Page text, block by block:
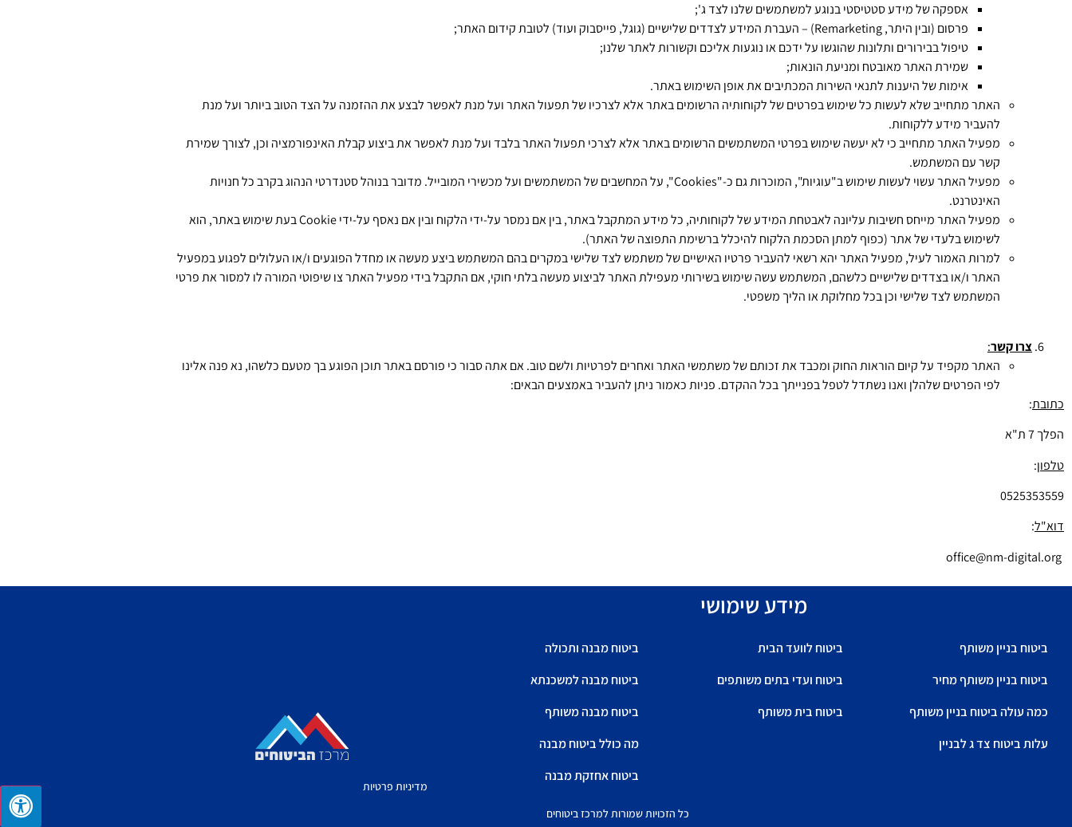
אספקה של מידע סטטיסטי בנוגע למשתמשים שלנו לצד ג';
פרסום (ובין היתר, Remarketing) – העברת המידע לצדדים שלישיים (גוגל, פייסבוק ועוד) לטובת קידום האתר;
טיפול בבירורים ותלונות שהוגשו על ידכם או נוגעות אליכם וקשורות לאתר שלנו;
שמירת האתר מאובטח ומניעת הונאות;
אימות של היענות לתנאי השירות המכתיבים את אופן השימוש באתר.
האתר מתחייב שלא לעשות כל שימוש בפרטים של לקוחותיה הרשומים באתר אלא לצרכיו של תפעול האתר ועל מנת לאפשר לבצע את ההזמנה על הצד הטוב ביותר ועל מנת
להעביר מידע ללקוחות.
מפעיל האתר מתחייב כי לא יעשה שימוש בפרטי המשתמשים הרשומים באתר אלא לצרכי תפעול האתר בלבד ועל מנת לאפשר את ביצוע קבלת האינפורמציה וכן, לצורך שמירת
קשר עם המשתמש.
מפעיל האתר עשוי לעשות שימוש ב"עוגיות", המוכרות גם כ-"Cookies", על המחשבים של המשתמשים ועל מכשירי המובייל. מדובר בנוהל סטנדרטי הנהוג בקרב כל חנויות
האינטרנט.
מפעיל האתר מייחס חשיבות עליונה לאבטחת המידע של לקוחותיה, כל מידע המתקבל באתר, בין אם נמסר על-ידי הלקוח ובין אם נאסף על-ידי Cookie בעת שימוש באתר, הוא
לשימוש בלעדי של אתר (כפוף למתן הסכמת הלקוח להיכלל ברשימת התפוצה של האתר).
למרות האמור לעיל, מפעיל האתר יהא רשאי להעביר פרטיו האישיים של משתמש לצד שלישי במקרים בהם המשתמש ביצע מעשה או מחדל הפוגעים ו/או העלולים לפגוע במפעיל
האתר ו/או בצדדים שלישיים כלשהם, המשתמש עשה שימוש בשירותי מעפילת האתר לביצוע מעשה בלתי חוקי, אם התקבל בידי מפעיל האתר צו שיפוטי המורה לו למסור את פרטי
המשתמש לצד שלישי וכן בכל מחלוקת או הליך משפטי.
צרו קשר:
האתר מקפיד על קיום הוראות החוק ומכבד את זכותם של משתמשי האתר ואחרים לפרטיות ולשם טוב. אם אתה סבור כי פורסם באתר תוכן הפוגע בך מטעם כלשהו, נא פנה אלינו
לפי הפרטים שלהלן ואנו נשתדל לטפל בפנייתך בכל ההקדם. פניות כאמור ניתן להעביר באמצעים הבאים:
כתובת:
הפלך 7 ת"א
טלפון:
0525353559
דוא"ל:
מידע שימושי
ביטוח בניין משותף
ביטוח בניין משותף מחיר
כמה עולה ביטוח בניין משותף
עלות ביטוח צד ג לבניין
ביטוח לוועד הבית
ביטוח ועדי בתים משותפים
ביטוח בית משותף
ביטוח מבנה ותכולה
ביטוח מבנה למשכנתא
ביטוח מבנה משותף
מה כולל ביטוח מבנה
ביטוח אחזקת מבנה
מדיניות פרטיות
כל הזכויות שמורות למרכז ביטוחים